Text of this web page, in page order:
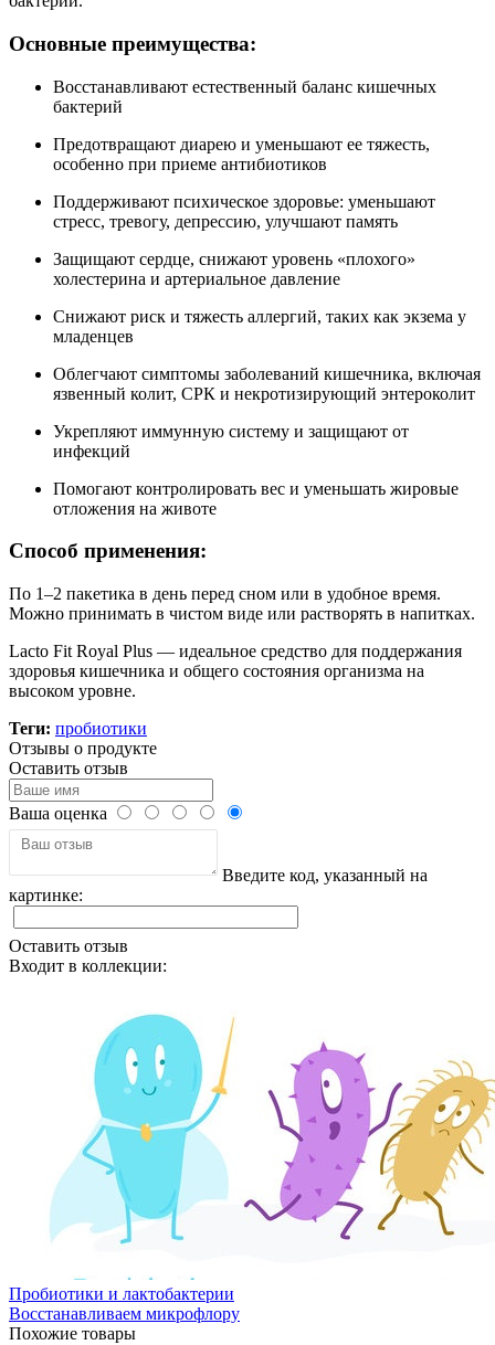
Основные преимущества:
Восстанавливают естественный баланс кишечных
бактерий
Предотвращают диарею и уменьшают ее тяжесть,
особенно при приеме антибиотиков
Поддерживают психическое здоровье: уменьшают
стресс, тревогу, депрессию, улучшают память
Защищают сердце, снижают уровень «плохого»
холестерина и артериальное давление
Снижают риск и тяжесть аллергий, таких как экзема у
младенцев
Облегчают симптомы заболеваний кишечника, включая
язвенный колит, СРК и некротизирующий энтероколит
Укрепляют иммунную систему и защищают от
инфекций
Помогают контролировать вес и уменьшать жировые
отложения на животе
Способ применения:
По 1–2 пакетика в день перед сном или в удобное время.
Можно принимать в чистом виде или растворять в напитках.
Lacto Fit Royal Plus — идеальное средство для поддержания
здоровья кишечника и общего состояния организма на
высоком уровне.
Теги: пробиотики
Отзывы о продукте
Оставить отзыв
Ваша оценка
Введите код, указанный на
картинке:
Оставить отзыв
Входит в коллекции:
Пробиотики и лактобактерии
Восстанавливаем микрофлору
Похожие товары